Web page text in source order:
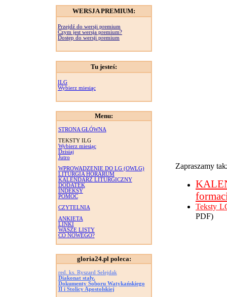
WERSJA PREMIUM:
Przejdź do wersji premium
Czym jest wersja premium?
Dostęp do wersji premium
Tu jesteś:
ILG
Wybierz miesiąc
Menu:
STRONA GŁÓWNA
TEKSTY ILG
Wybierz miesiąc
Dzisiaj
Jutro
WPROWADZENIE DO LG (OWLG)
LITURGIA HORARUM
KALENDARZ LITURGICZNY
DODATEK
INDEKSY
POMOC
CZYTELNIA
ANKIETA
LINKI
WASZE LISTY
CO NOWEGO?
gloria24.pl poleca:
red. ks. Ryszard Selejdak
Diakonat stały.
Dokumenty Soboru Watykańskiego
II i Stolicy Apostolskiej
Zapraszamy
Teksty
PDF)